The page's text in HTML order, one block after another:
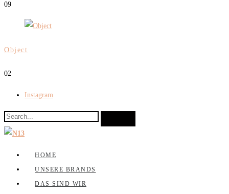
09
Object
02
Instagram
HOME
UNSERE BRANDS
DAS SIND WIR